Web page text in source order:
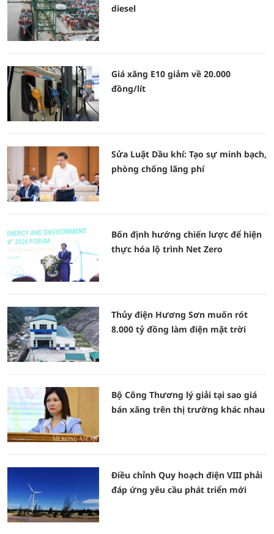
diesel
Giá xăng E10 giảm về 20.000
đồng/lít
Sửa Luật Dầu khí: Tạo sự minh bạch,
phòng chống lãng phí
Bốn định hướng chiến lược để hiện
thực hóa lộ trình Net Zero
Thủy điện Hương Sơn muốn rót
8.000 tỷ đồng làm điện mặt trời
Bộ Công Thương lý giải tại sao giá
bán xăng trên thị trường khác nhau
Điều chỉnh Quy hoạch điện VIII phải
đáp ứng yêu cầu phát triển mới